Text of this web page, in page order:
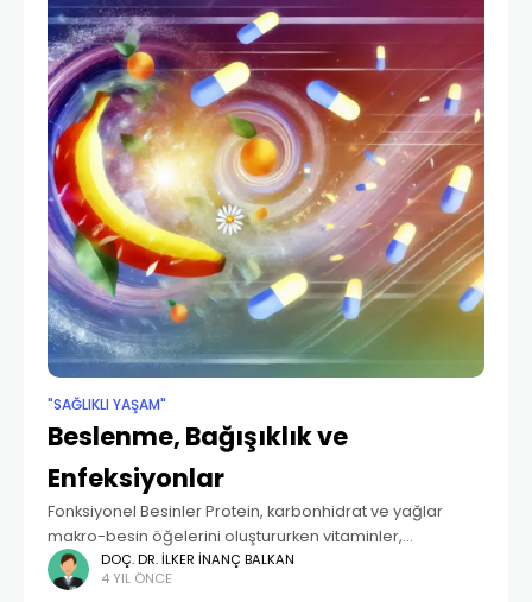
"SAĞLIKLI YAŞAM"
Beslenme, Bağışıklık ve
Enfeksiyonlar
Fonksiyonel Besinler Protein, karbonhidrat ve yağlar
makro-besin öğelerini oluştururken vitaminler,
mineraller ve eser elementler “mikro-besin” olarak
adlandırılmaktadır. Günlük beslenme içinde yer alan ve
DOÇ. DR. İLKER İNANÇ BALKAN
4 YIL ÖNCE